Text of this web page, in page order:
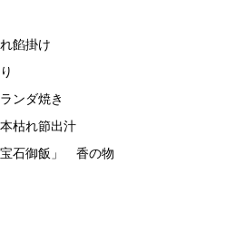
餡掛け
ンダ焼き
枯れ節出汁
石御飯」 香の物